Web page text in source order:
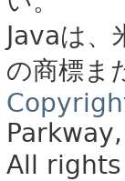
Javaは、
の商標ま
All